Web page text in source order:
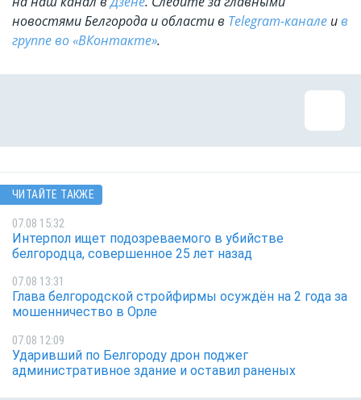
новостями Белгорода и области в Telegram-канале ив
группе во «ВКонтакте».
ЧИТАЙТЕ ТАКЖЕ
07.08 15:32
Интерпол ищет подозреваемого в убийстве
белгородца, совершенное 25 лет назад
07.08 13:31
Глава белгородской стройфирмы осуждён на 2 года за
мошенничество в Орле
07.08 12:09
Ударивший по Белгороду дрон поджег
административное здание и оставил раненых